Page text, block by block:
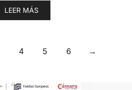
LEER MÁS
4 5 6 →